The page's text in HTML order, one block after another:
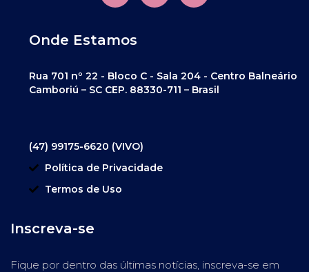
Onde Estamos
Rua 701 nº 22 - Bloco C - Sala 204 - Centro Balneário
Camboriú – SC CEP. 88330-711 – Brasil
(47) 99175-6620 (VIVO)
Política de Privacidade
Termos de Uso
Inscreva-se
Fique por dentro das últimas notícias, inscreva-se em